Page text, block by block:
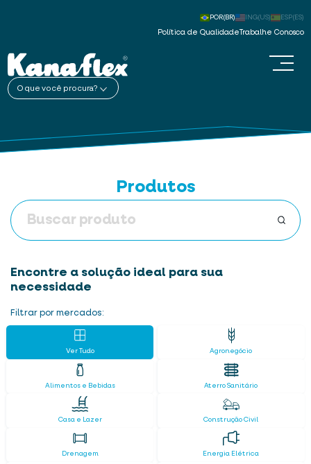
Política de Qualidade Trabalhe Conosco
POR(BR) ING(US) ESP(ES)
O que você procura?
Produtos
Encontre a solução ideal para sua
necessidade
Filtrar por mercados:
Ver Tudo Agronegócio
Alimentos e Bebidas Aterro Sanitário
Casa e Lazer Construção Civil
Drenagem Energia Elétrica